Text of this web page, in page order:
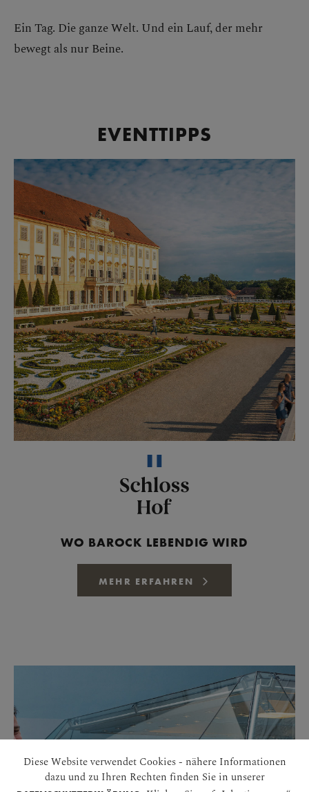
Ein Tag. Die ganze Welt. Und ein Lauf, der mehr
bewegt als nur Beine.
EVENTTIPPS
WO BAROCK LEBENDIG WIRD
MEHR ERFAHREN
Diese Website verwendet Cookies - nähere Informationen
dazu und zu Ihren Rechten finden Sie in unserer